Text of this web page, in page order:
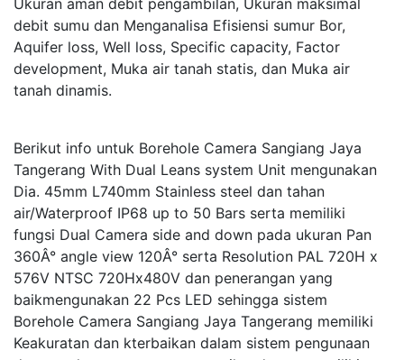
Ukuran aman debit pengambilan, Ukuran maksimal
debit sumu dan Menganalisa Efisiensi sumur Bor,
Aquifer loss, Well loss, Specific capacity, Factor
development, Muka air tanah statis, dan Muka air
tanah dinamis.
Berikut info untuk Borehole Camera Sangiang Jaya
Tangerang With Dual Leans system Unit mengunakan
Dia. 45mm L740mm Stainless steel dan tahan
air/Waterproof IP68 up to 50 Bars serta memiliki
fungsi Dual Camera side and down pada ukuran Pan
360Â° angle view 120Â° serta Resolution PAL 720H x
576V NTSC 720Hx480V dan penerangan yang
baikmengunakan 22 Pcs LED sehingga sistem
Borehole Camera Sangiang Jaya Tangerang memiliki
Keakuratan dan kterbaikan dalam sistem pengunaan